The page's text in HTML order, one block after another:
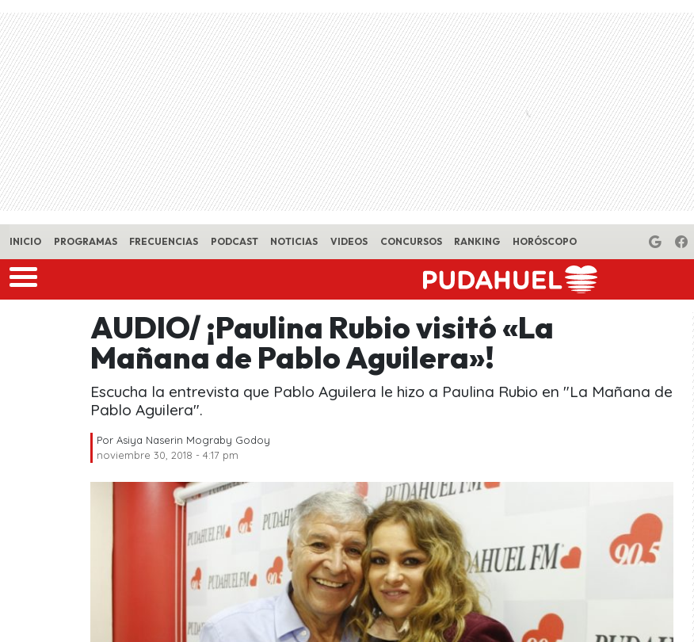
Skip to main content
INICIO PROGRAMAS FRECUENCIAS PODCAST NOTICIAS VIDEOS CONCURSOS RANKING HORÓSCOPO
AUDIO/ ¡Paulina Rubio visitó «La
Mañana de Pablo Aguilera»!
Escucha la entrevista que Pablo Aguilera le hizo a Paulina Rubio en "La Mañana de
Pablo Aguilera".
Por Asiya Naserin Mograby Godoy
noviembre 30, 2018 - 4:17 pm